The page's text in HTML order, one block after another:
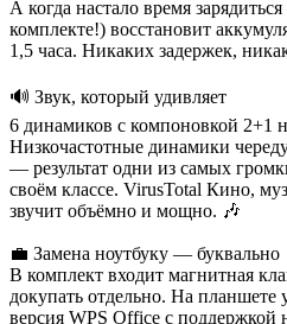
А когда настало время
комплекте!) восстановит
1,5 часа. Никаких задержек,
🔊 Звук, который удивляет
6 динамиков с компоновкой 2+1
Низкочастотные динамики
— результат одни из самых
своём классе. VirusTotal Кино,
звучит объёмно и мощно. 🎶
💼 Замена ноутбуку — буквально
В комплект входит магнитная
докупать отдельно. На планшете
версия WPS Office с поддержкой